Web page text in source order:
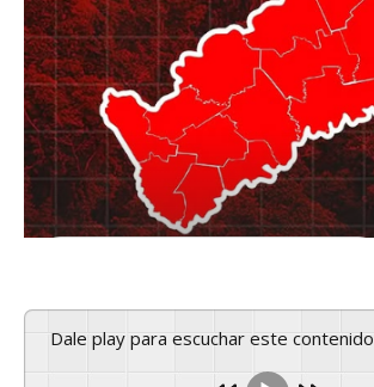
Dale play para escuchar este contenido